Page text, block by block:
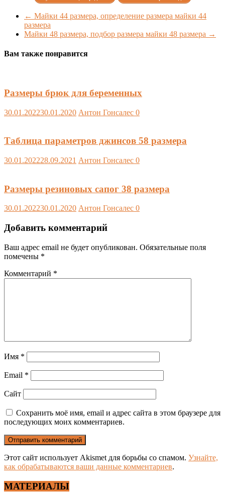
← Майки 44 размера, определение размера майки 44
размера
Майки 48 размера, подбор размера майки 48 размера →
Вам также понравится
Размеры брюк для беременных
30.01.202230.01.2020 Антон Гонсалес 0
Таблица параметров джинсов 58 размера
30.01.202228.09.2021 Антон Гонсалес 0
Размеры резиновых сапог 38 размера
30.01.202230.01.2020 Антон Гонсалес 0
Добавить комментарий
Ваш адрес email не будет опубликован. Обязательные поля
помечены *
Комментарий *
Имя *
Email *
Сайт
Сохранить моё имя, email и адрес сайта в этом браузере для
последующих моих комментариев.
Этот сайт использует Akismet для борьбы со спамом. Узнайте,
как обрабатываются ваши данные комментариев.
МАТЕРИАЛЫ